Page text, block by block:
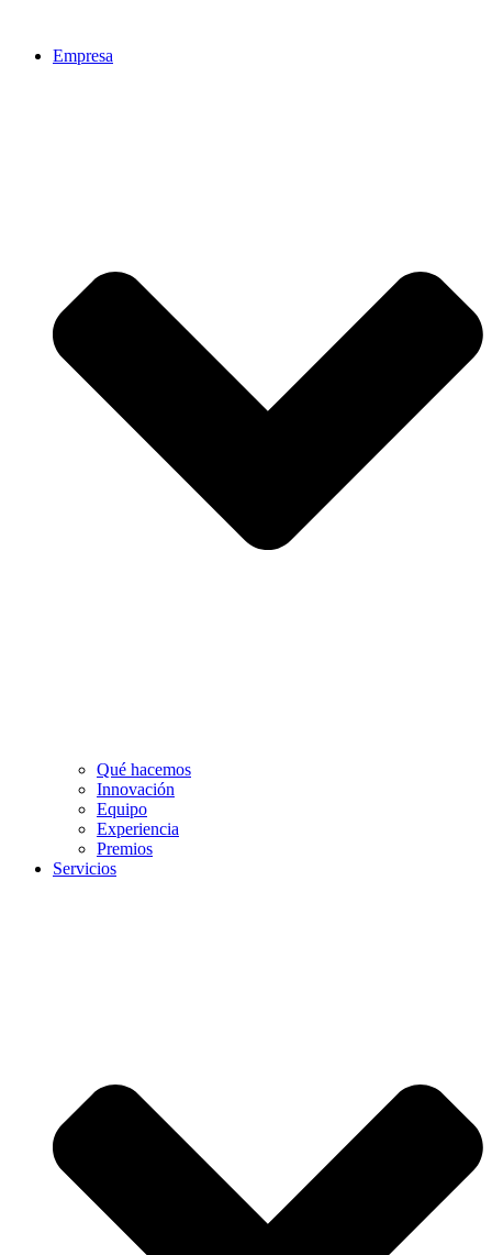
contenidoEmpresa
Qué hacemos
Innovación
Equipo
Experiencia
Premios
Servicios